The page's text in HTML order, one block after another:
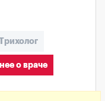
о враче